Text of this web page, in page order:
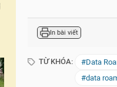
Theo đó, sau khi
cách khác,
của Quý khách cập